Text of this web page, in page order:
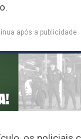
após a publicidade